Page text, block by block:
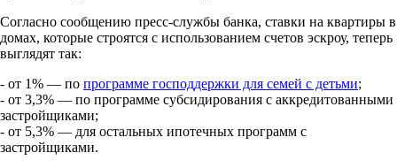
Согласно сообщению пресс-службы банка, ставки на квартиры в
домах, которые строятся с использованием счетов эскроу, теперь
выглядят так:
- от 1% — по программе господдержки для семей с детьми;
- от 3,3% — по программе субсидирования с аккредитованными
застройщиками;
- от 5,3% — для остальных ипотечных программ с
застройщиками.